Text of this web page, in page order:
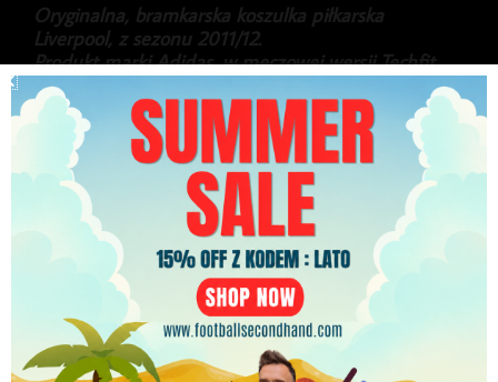
Oryginalna, bramkarska koszulka piłkarska
Liverpool, z sezonu 2011/12.
Produkt marki Adidas, w meczowej wersji Techfit,
oraz rozmiarze 8, pasującym na rozmiar L.
Koszulka nowa, z kompletem metek.
Stan idealny.
349.99 zł
Najniższa cena w ciągu ostatnich 30 dni: